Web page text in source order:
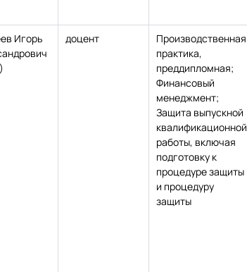
Игорь
доцент
Производственная
практика,
преддипломная;
Финансовый
менеджмент;
Защита выпускной
квалификационной
работы, включая
подготовку к
процедуре защиты
и процедуру
защиты